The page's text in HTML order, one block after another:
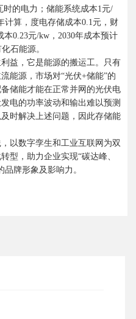
的电力；储能系统成本1元/
计算，度电存储成本0.1元，财
0.23元/kw，2030年成本预计
石能源。
益，它是能源的搬运工。只有
能源，市场对“光伏+储能”的
储能才能在正常并网的光伏电
电的功率波动和输出难以预测
时解决上述问题，因此存储能
以数字孪生和工业互联网为双
型，助力企业实现“碳达峰、
牌形象及影响力。